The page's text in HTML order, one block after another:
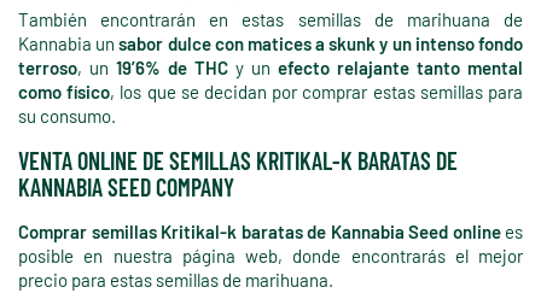
También encontrarán en estas semillas de marihuana de
Kannabia unsabor dulce con matices a skunk y un intenso fondo
terroso, un 19’6% de THC y un efecto relajante tanto mental
como físico, los que se decidan por comprar estas semillas para
su consumo.
VENTA ONLINE DE SEMILLAS KRITIKAL-K BARATAS DE
KANNABIA SEED COMPANY
Comprar semillas Kritikal-k baratas de Kannabia Seed onlinees
posible en nuestra página web, donde encontrarás el mejor
precio para estas semillas de marihuana.